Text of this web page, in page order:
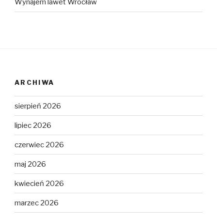
Wynajem lawet Wrocław
ARCHIWA
sierpień 2026
lipiec 2026
czerwiec 2026
maj 2026
kwiecień 2026
marzec 2026